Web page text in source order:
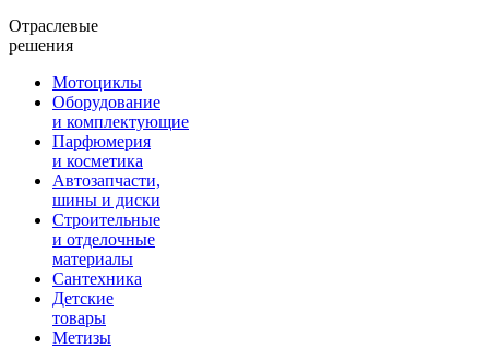
Отраслевые
решения
Мотоциклы
Оборудование
и комплектующие
Парфюмерия
и косметика
Автозапчасти,
шины и диски
Строительные
и отделочные
материалы
Сантехника
Детские
товары
Метизы